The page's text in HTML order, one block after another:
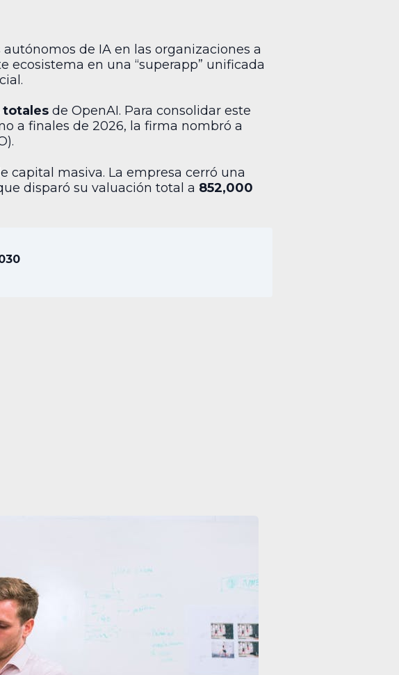
de IA en las organizaciones a
ecosistema en una “superapp” unificada
totales de OpenAI. Para consolidar este
a finales de 2026, la firma nombró a
capital masiva. La empresa cerró una
disparó su valuación total a 852,000